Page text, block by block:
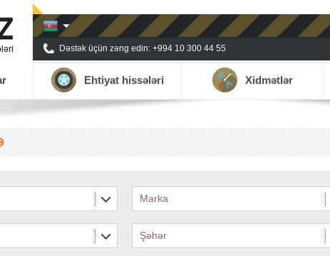
Dəstək üçün zəng edin: +994 10 300 44 55
Ehtiyat hissələri Xidmətlər
Marka
Şəhər